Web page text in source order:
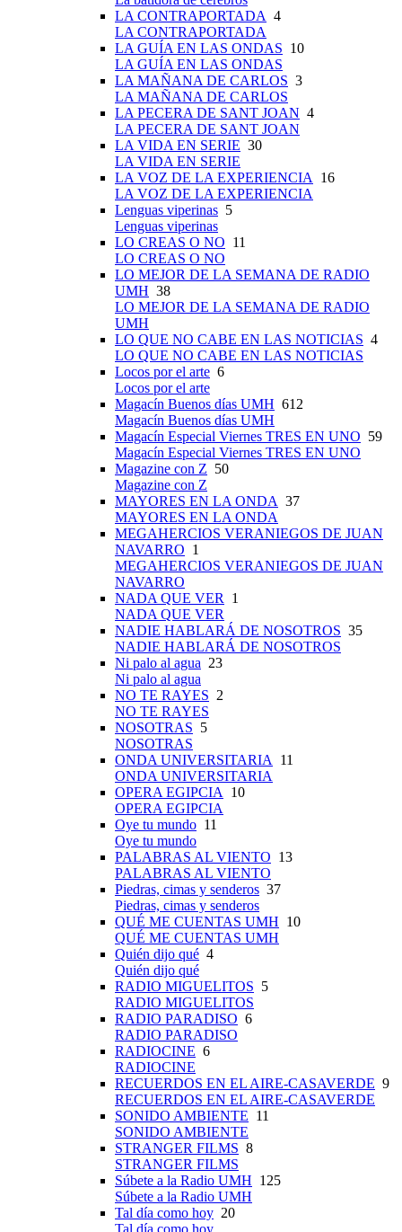
LA CONTRAPORTADA 4
LA CONTRAPORTADA
LA GUÍA EN LAS ONDAS 10
LA GUÍA EN LAS ONDAS
LA MAÑANA DE CARLOS 3
LA MAÑANA DE CARLOS
LA PECERA DE SANT JOAN 4
LA PECERA DE SANT JOAN
LA VIDA EN SERIE 30
LA VIDA EN SERIE
LA VOZ DE LA EXPERIENCIA
16
LA VOZ DE LA EXPERIENCIA
Lenguas viperinas 5
Lenguas viperinas
LO CREAS O NO 11
LO CREAS O NO
LO MEJOR DE LA SEMANA DE RADIO
UMH 38
LO MEJOR DE LA SEMANA DE RADIO
UMH
LO QUE NO CABE EN LAS NOTICIAS 4
LO QUE NO CABE EN LAS NOTICIAS
Locos por el arte 6
Locos por el arte
Magacín Buenos días UMH 612
Magacín Buenos días UMH
Magacín Especial Viernes TRES EN UNO 59
Magacín Especial Viernes TRES EN UNO
Magazine con Z 50
Magazine con Z
MAYORES EN LA ONDA 37
MAYORES EN LA ONDA
MEGAHERCIOS VERANIEGOS DE JUAN
NAVARRO 1
MEGAHERCIOS VERANIEGOS DE JUAN
NAVARRO
NADA QUE VER
1
NADA QUE VER
NADIE HABLARÁ DE NOSOTROS 35
NADIE HABLARÁ DE NOSOTROS
Ni palo al agua 23
Ni palo al agua
NO TE RAYES 2
NO TE RAYES
NOSOTRAS 5
NOSOTRAS
ONDA UNIVERSITARIA
11
ONDA UNIVERSITARIA
OPERA EGIPCIA
10
OPERA EGIPCIA
Oye tu mundo 11
Oye tu mundo
PALABRAS AL VIENTO 13
PALABRAS AL VIENTO
Piedras, cimas y senderos 37
Piedras, cimas y senderos
QUÉ ME CUENTAS UMH 10
QUÉ ME CUENTAS UMH
Quién dijo qué 4
Quién dijo qué
RADIO MIGUELITOS 5
RADIO MIGUELITOS
RADIO PARADISO 6
RADIO PARADISO
RADIOCINE 6
RADIOCINE
RECUERDOS EN EL AIRE-CASAVERDE 9
RECUERDOS EN EL AIRE-CASAVERDE
SONIDO AMBIENTE 11
SONIDO AMBIENTE
STRANGER FILMS 8
STRANGER FILMS
Súbete a la Radio UMH 125
Súbete a la Radio UMH
Tal día como hoy 20